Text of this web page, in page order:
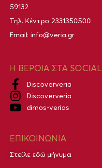
59132
Τηλ. Κέντρο 2331350500
Email: info@veria.gr
Η ΒΕΡΟΙΑ ΣΤΑ SOCIAL
Discoververia
Discoververia
dimos-verias
ΕΠΙΚΟΙΝΩΝΙΑ
Στείλε εδώ μήνυμα